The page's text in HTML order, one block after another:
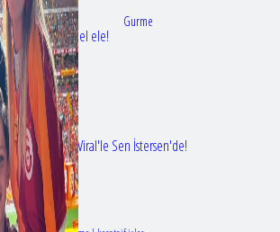
oldu: Sette el ele!
ilk kez Nur Viral'le Sen İstersen'de!
Doktorlar Gurme
Seyhan Erdağ